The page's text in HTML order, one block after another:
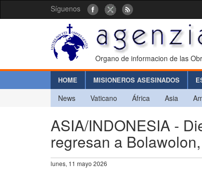
Síguenos
Organo de informacion de las
HOME MISIONEROS ASESINADOS
News Vaticano África Asia
ASIA/INDONESIA -
regresan a
lunes, 11 mayo 2026